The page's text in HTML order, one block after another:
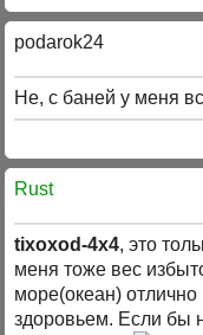
podarok24
Не, с баней у меня
Rust
tixoxod-4x4, это
меня тоже вес
море(океан)
здоровьем. Если бы